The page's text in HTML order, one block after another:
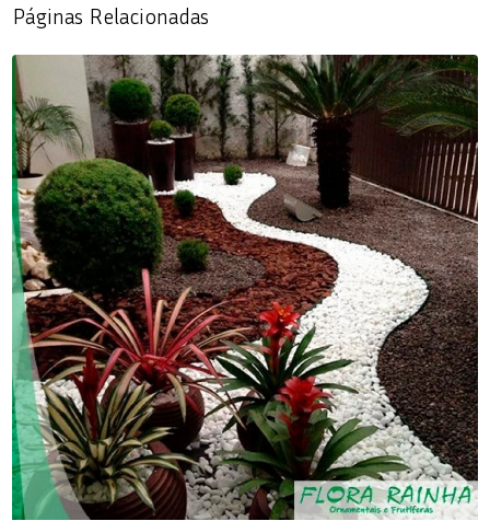
Páginas Relacionadas